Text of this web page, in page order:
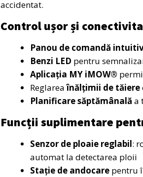
accidentat.
Control ușor și
Panou de comandă
Benzi LED pentru
Aplicația MY iMOW®
Reglareaînălțimii de tăiere
Planificare săptămânală a
Funcții suplimentare
Senzor de ploaie reglabil:
automat la detectarea ploii
Stație de andocare pentru